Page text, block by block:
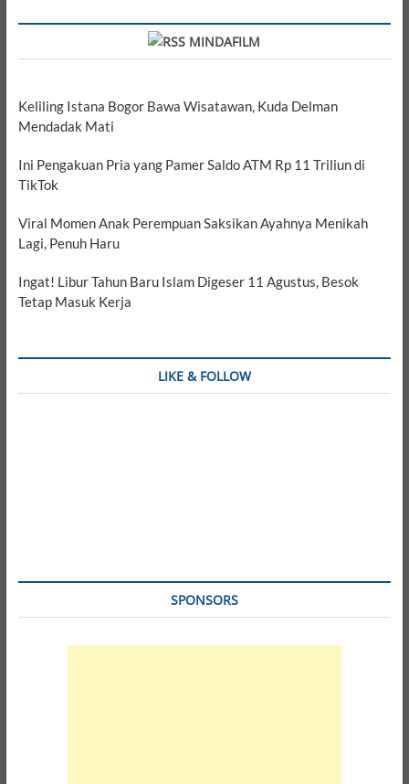
MINDAFILM
Keliling Istana Bogor Bawa Wisatawan, Kuda Delman
Mendadak Mati
Ini Pengakuan Pria yang Pamer Saldo ATM Rp 11 Triliun di
TikTok
Viral Momen Anak Perempuan Saksikan Ayahnya Menikah
Lagi, Penuh Haru
Ingat! Libur Tahun Baru Islam Digeser 11 Agustus, Besok
Tetap Masuk Kerja
LIKE & FOLLOW
SPONSORS